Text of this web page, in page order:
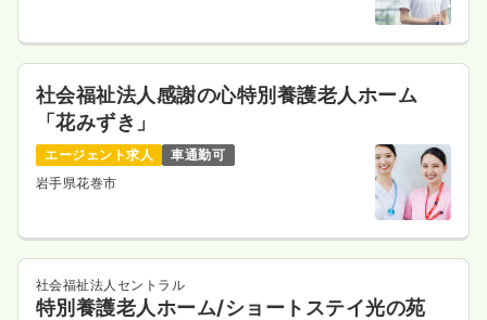
社会福祉法人感謝の心特別養護老人ホーム
「花みずき」
エージェント求人
車通勤可
岩手県花巻市
社会福祉法人セントラル
特別養護老人ホーム/ショートステイ光の苑